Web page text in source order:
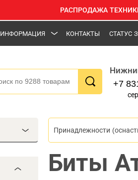
РАСПРОДАЖА
ИНФОРМАЦИЯ КОНТАКТЫ СТАТУС
+7
Принадлежности
Биты